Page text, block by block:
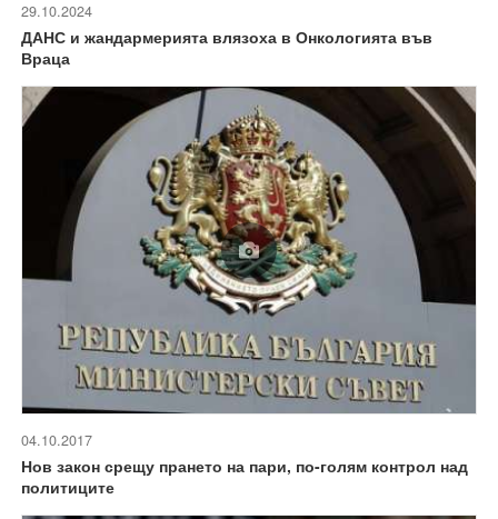
29.10.2024
ДАНС и жандармерията влязоха в Онкологията във
Враца
04.10.2017
Нов закон срещу прането на пари, по-голям контрол над
политиците